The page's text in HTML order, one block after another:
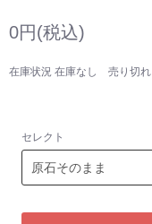
0円(税込)
在庫状況 在庫なし 売り切れ
セレクト